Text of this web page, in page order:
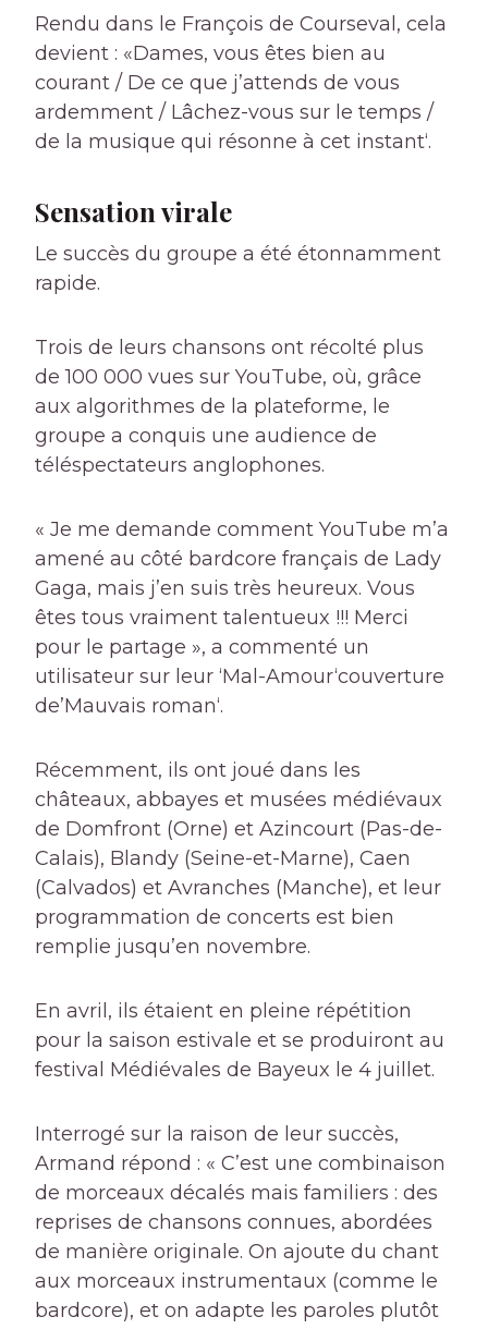
Rendu dans le François de Courseval, cela
devient : «Dames, vous êtes bien au
courant / De ce que j’attends de vous
ardemment / Lâchez-vous sur le temps /
de la musique qui résonne à cet instant‘.
Sensation virale
Le succès du groupe a été étonnamment
rapide.
Trois de leurs chansons ont récolté plus
de 100 000 vues sur YouTube, où, grâce
aux algorithmes de la plateforme, le
groupe a conquis une audience de
téléspectateurs anglophones.
« Je me demande comment YouTube m’a
amené au côté bardcore français de Lady
Gaga, mais j’en suis très heureux. Vous
êtes tous vraiment talentueux !!! Merci
pour le partage », a commenté un
utilisateur sur leur ‘Mal-Amour‘couverture
de’Mauvais roman‘.
Récemment, ils ont joué dans les
châteaux, abbayes et musées médiévaux
de Domfront (Orne) et Azincourt (Pas-de-
Calais), Blandy (Seine-et-Marne), Caen
(Calvados) et Avranches (Manche), et leur
programmation de concerts est bien
remplie jusqu’en novembre.
En avril, ils étaient en pleine répétition
pour la saison estivale et se produiront au
festival Médiévales de Bayeux le 4 juillet.
Interrogé sur la raison de leur succès,
Armand répond : « C’est une combinaison
de morceaux décalés mais familiers : des
reprises de chansons connues, abordées
de manière originale. On ajoute du chant
aux morceaux instrumentaux (comme le
bardcore), et on adapte les paroles plutôt